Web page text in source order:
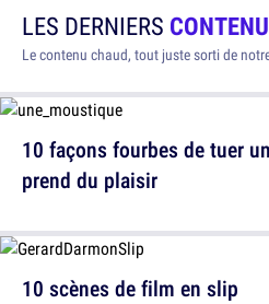
LES DERNIERS
Le contenu chaud, tout juste sorti de
10 façons fourbes de tuer
prend du plaisir
10 scènes de film en slip